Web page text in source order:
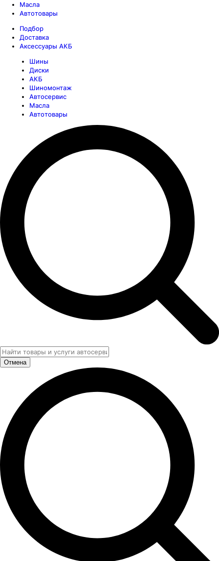
Масла
Автотовары
Подбор
Доставка
Аксессуары АКБ
Шины
Диски
АКБ
Шиномонтаж
Автосервис
Масла
Автотовары
Отмена